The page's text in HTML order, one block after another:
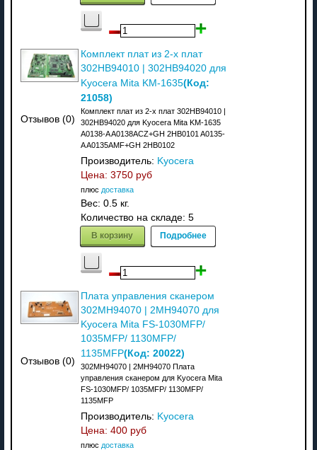
Отзывов (0)
Комплект плат из 2-х плат
302HB94010 | 302HB94020 для
Kyocera Mita KM-1635(Код:
21058)
Комплект плат из 2-х плат 302HB94010 |
302HB94020 для Kyocera Mita KM-1635
A0138-A A0138ACZ+GH 2HB0101 A0135-
A A0135AMF+GH 2HB0102
Производитель: Kyocera
Цена: 3750 руб
плюс доставка
Вес: 0.5 кг.
Количество на складе: 5
В корзину Подробнее
Отзывов (0)
Плата управления сканером
302MH94070 | 2MH94070 для
Kyocera Mita FS-1030MFP/
1035MFP/ 1130MFP/
1135MFP(Код: 20022)
302MH94070 | 2MH94070 Плата
управления сканером для Kyocera Mita
FS-1030MFP/ 1035MFP/ 1130MFP/
1135MFP
Производитель: Kyocera
Цена: 400 руб
плюс доставка